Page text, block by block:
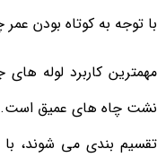
با توجه به کوتاه بودن
مهمترین کاربرد لوله
نشت چاه های عمیق است.
تقسیم بندی می شوند، با